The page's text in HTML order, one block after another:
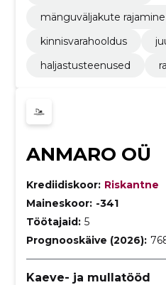
mänguväljakute rajamine
kinnisvarahooldus
haljastusteenused
ANMARO OÜ
Krediidiskoor: Riskantne
Maineskoor: -341
Töötajaid: 5
Prognooskäive (2026):
Kaeve- ja mullatööd